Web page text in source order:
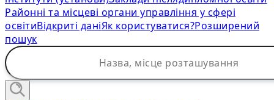
Районні та місцеві органи управління у сфері
освітиВідкриті даніЯк користуватися?Розширений
пошук